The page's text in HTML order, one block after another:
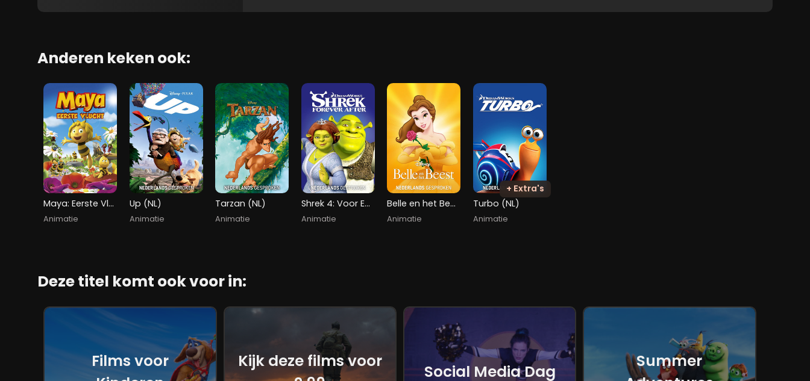
Anderen keken ook:
Maya: Eerste Vlucht
Animatie
Up (NL)
Animatie
Tarzan (NL)
Animatie
Shrek 4: Voor Eeuwig En Altijd
Animatie
Belle en het Beest
Animatie
+ Extra's
Turbo (NL)
Animatie
Deze titel komt ook voor in:
Films voor
Kijk deze films voor
Social Media Dag
Summer